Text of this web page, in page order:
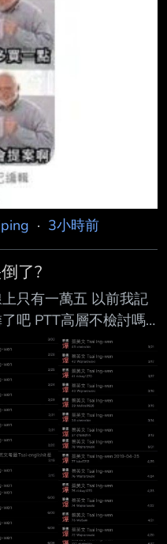
然後民間一捐 就突然
劑自打臉？ -- 外行人
以給大家打四次 不用
費錢 高端這種每個喊
全沒人
· 3小時前
了?
只有一萬五 以前我記
吧 PTT高層不檢討嗎?
不處理.... PTT會不會